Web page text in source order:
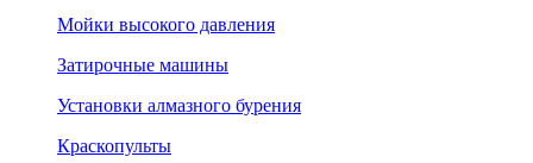
Мойки высокого давления
Затирочные машины
Установки алмазного бурения
Краскопульты